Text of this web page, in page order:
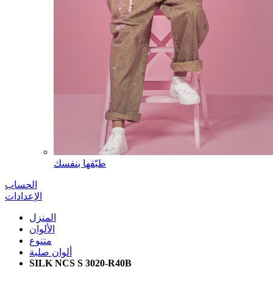
طبّقها بنفسك
الحساب
الإعدادات
المنزل
الألوان
متنوع
ألوان صلبة
SILK NCS S 3020-R40B